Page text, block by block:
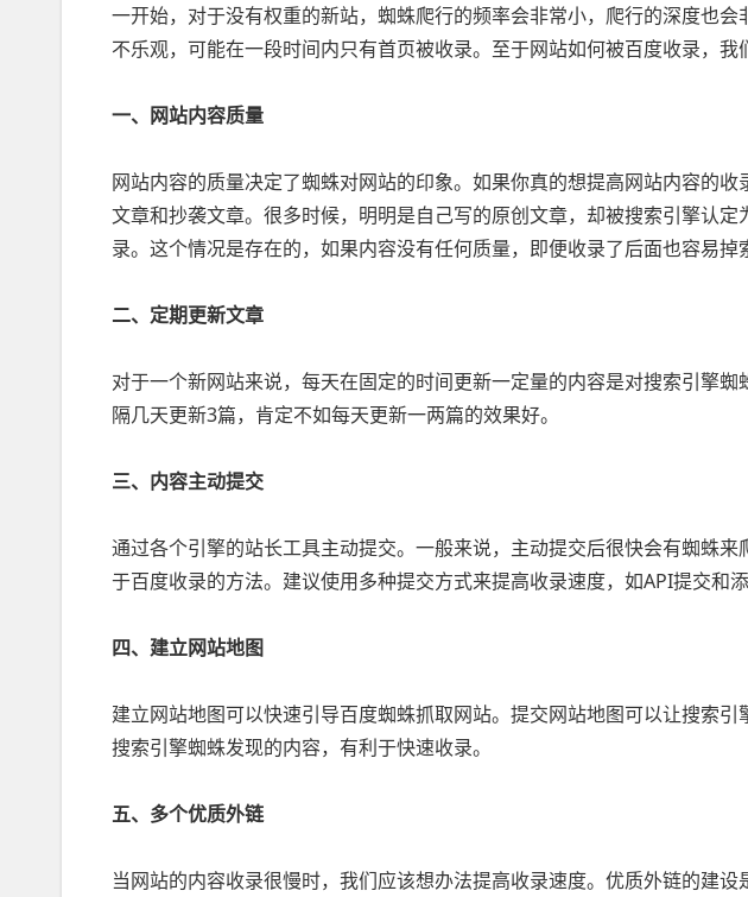
一开始，对于没有权重的新站，蜘蛛爬行的频率会非常小，爬行的深度也
不乐观，可能在一段时间内只有首页被收录。至于网站如何被百度收录，我
一、网站内容质量
网站内容的质量决定了蜘蛛对网站的印象。如果你真的想提高网站内容的
文章和抄袭文章。很多时候，明明是自己写的原创文章，却被搜索引擎认
录。这个情况是存在的，如果内容没有任何质量，即便收录了后面也容易掉
二、定期更新文章
对于一个新网站来说，每天在固定的时间更新一定量的内容是对搜索引擎蜘
隔几天更新3篇，肯定不如每天更新一两篇的效果好。
三、内容主动提交
通过各个引擎的站长工具主动提交。一般来说，主动提交后很快会有蜘蛛
于百度收录的方法。建议使用多种提交方式来提高收录速度，如API提交和
四、建立网站地图
建立网站地图可以快速引导百度蜘蛛抓取网站。提交网站地图可以让搜索
搜索引擎蜘蛛发现的内容，有利于快速收录。
五、多个优质外链
当网站的内容收录很慢时，我们应该想办法提高收录速度。优质外链的建设